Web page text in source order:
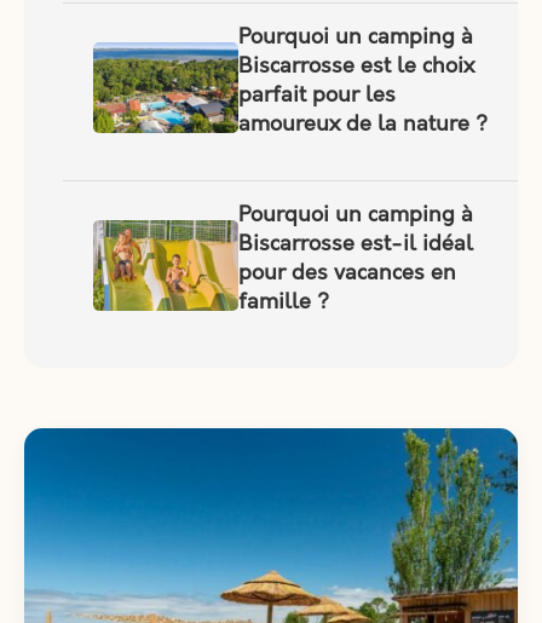
Pourquoi un camping à
Biscarrosse est le choix
parfait pour les
amoureux de la nature ?
Pourquoi un camping à
Biscarrosse est-il idéal
pour des vacances en
famille ?